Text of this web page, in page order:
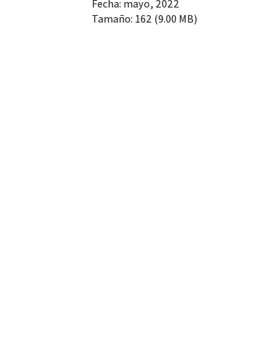
Fecha: mayo, 2022
Tamaño: 162 (9.00 MB)